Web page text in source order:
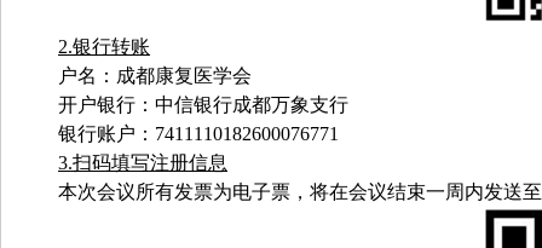
2.银行转账
户名：成都康复医学会
开户银行：中信银行成都万象支行
银行账户： 7411110182600076771
3.扫码填写注册信息
本次会议所有发票为电子票，将在会议结束一周内发送